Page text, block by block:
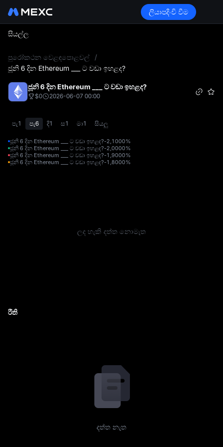
ලියාපදිංචි වීම
සියල්ල
පුරෝකථන වෙළඳපොළවල්
/
ජූනි 6 දින Ethereum ___ ට වඩා ඉහළද?
ජූනි 6 දින Ethereum ___ ට වඩා ඉහළද?
$0 2026-06-07 00:00
පැ1 පැ6 දි1 ස1 මා1 සියලු
ජූනි 6 දින Ethereum ___ ට වඩා ඉහළද?-2,1000%
ජූනි 6 දින Ethereum ___ ට වඩා ඉහළද?-2,0000%
ජූනි 6 දින Ethereum ___ ට වඩා ඉහළද?-1,9000%
ජූනි 6 දින Ethereum ___ ට වඩා ඉහළද?-1,8000%
ලද හැකි දත්ත නොමැත
රීති
දත්ත නැත